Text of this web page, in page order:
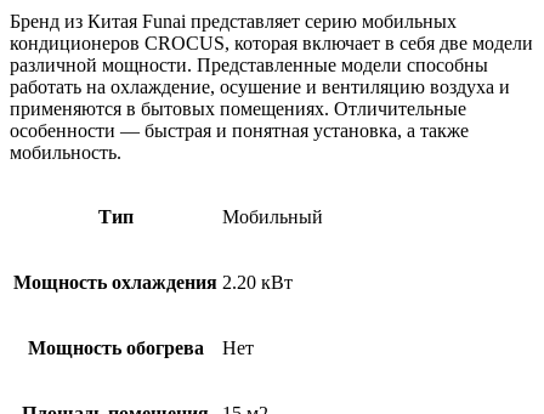
Бренд из Китая Funai представляет серию мобильных
кондиционеров CROCUS, которая включает в себя две модели
различной мощности. Представленные модели способны
работать на охлаждение, осушение и вентиляцию воздуха и
применяются в бытовых помещениях. Отличительные
особенности — быстрая и понятная установка, а также
мобильность.
Тип Мобильный
Мощность охлаждения 2.20 кВт
Мощность обогрева Нет